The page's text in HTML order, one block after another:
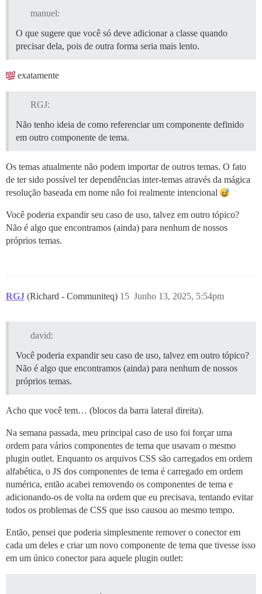
manuel:
O que sugere que você só deve adicionar a classe quando
precisar dela, pois de outra forma seria mais lento.
exatamente
RGJ:
Não tenho ideia de como referenciar um componente definido
em outro componente de tema.
Os temas atualmente não podem importar de outros temas. O fato
de ter sido possível ter dependências inter-temas através da mágica
resolução baseada em nome não foi realmente intencional
Você poderia expandir seu caso de uso, talvez em outro tópico?
Não é algo que encontramos (ainda) para nenhum de nossos
próprios temas.
RGJ (Richard - Communiteq) Junho 13, 2025, 5:54pm
15
david:
Você poderia expandir seu caso de uso, talvez em outro tópico?
Não é algo que encontramos (ainda) para nenhum de nossos
próprios temas.
Acho que você tem… (blocos da barra lateral direita).
Na semana passada, meu principal caso de uso foi forçar uma
ordem para vários componentes de tema que usavam o mesmo
plugin outlet. Enquanto os arquivos CSS são carregados em ordem
alfabética, o JS dos componentes de tema é carregado em ordem
numérica, então acabei removendo os componentes de tema e
adicionando-os de volta na ordem que eu precisava, tentando evitar
todos os problemas de CSS que isso causou ao mesmo tempo.
Então, pensei que poderia simplesmente remover o conector em
cada um deles e criar um novo componente de tema que tivesse isso
em um único conector para aquele plugin outlet: